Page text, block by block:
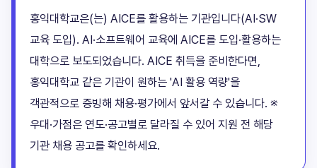
홍익대학교은(는) AICE를 활용하는 기관입니다(AI·SW
교육 도입). AI·소프트웨어 교육에 AICE를 도입·활용하는
대학으로 보도되었습니다. AICE 취득을 준비한다면,
홍익대학교 같은 기관이 원하는 'AI 활용 역량'을
객관적으로 증빙해 채용·평가에서 앞서갈 수 있습니다. ※
우대·가점은 연도·공고별로 달라질 수 있어 지원 전 해당
기관 채용 공고를 확인하세요.